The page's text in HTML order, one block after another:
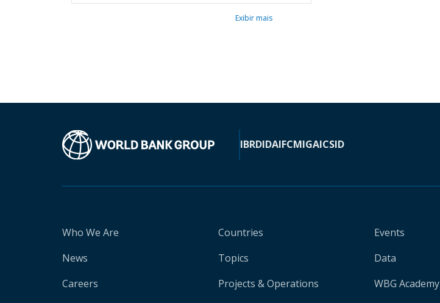
Exibir mais
IBRDIDAIFCMIGAICSID
Who We Are
News
Careers
Countries
Topics
Projects & Operations
Events
Data
WBG Academy